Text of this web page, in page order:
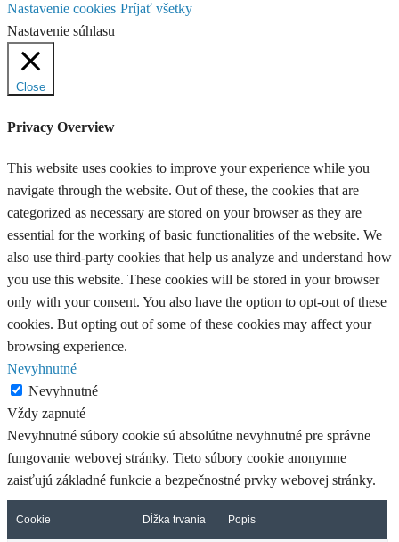
Nastavenie cookies Príjať všetky
Nastavenie súhlasu
Close
Privacy Overview
This website uses cookies to improve your experience while you
navigate through the website. Out of these, the cookies that are
categorized as necessary are stored on your browser as they are
essential for the working of basic functionalities of the website. We
also use third-party cookies that help us analyze and understand how
you use this website. These cookies will be stored in your browser
only with your consent. You also have the option to opt-out of these
cookies. But opting out of some of these cookies may affect your
browsing experience.
Nevyhnutné
Nevyhnutné
Vždy zapnuté
Nevyhnutné súbory cookie sú absolútne nevyhnutné pre správne
fungovanie webovej stránky. Tieto súbory cookie anonymne
zaisťujú základné funkcie a bezpečnostné prvky webovej stránky.
Cookie Dĺžka trvania Popis